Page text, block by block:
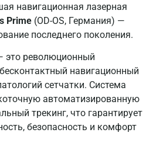
навигационная лазерная
Prime (OD-OS, Германия) —
последнего поколения.
это революционный
навигационный
сетчатки. Система
автоматизированную
трекинг, что гарантирует
безопасность и комфорт